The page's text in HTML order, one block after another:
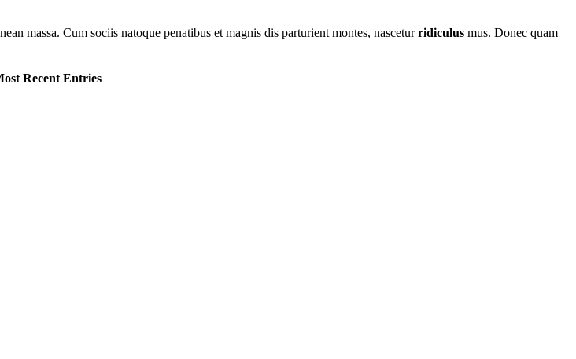
massa. Cum sociis natoque penatibus et magnis dis parturient montes, nasceturridiculus mus. Donec quam
Recent Entries